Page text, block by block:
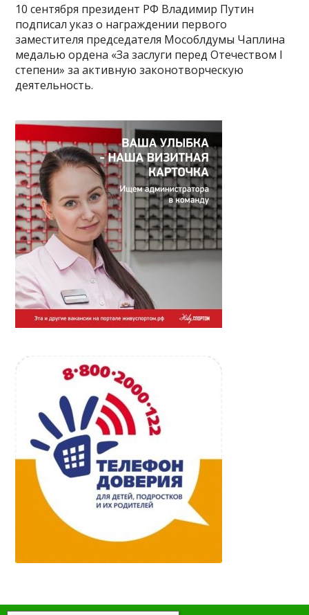
10 сентября президент РФ Владимир Путин
подписал указ о награждении первого
заместителя председателя Мособлдумы Чаплина
медалью ордена «За заслуги перед Отечеством I
степени» за активную законотворческую
деятельность.